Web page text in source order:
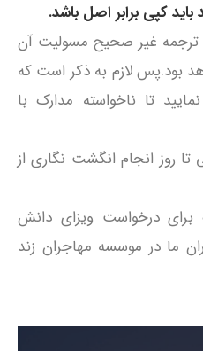
کپی برابر اصل باشد.
ترجمه غیر صحیح مسولیت آن
بود.پس لازم به ذکر است که
تا ناخواسته مدارک با
روز انجام انگشت نگاری از
برای درخواست ویزای دانش
ما در موسسه مهاجران زند